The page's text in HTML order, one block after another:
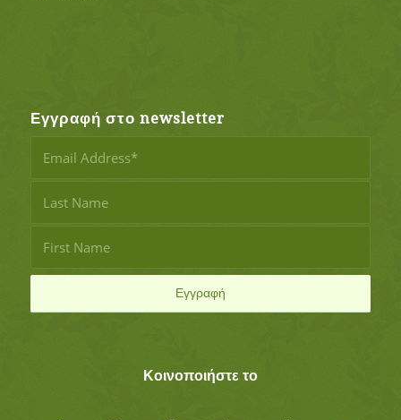
Εγγραφή στο newsletter
Κοινοποιήστε το